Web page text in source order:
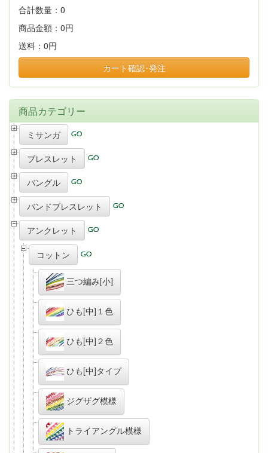
合計数量： 0
商品金額： 0円
送料： 0円
カート確認･発注
商品カテゴリー
ミサンガ
ブレスレット
バングル
バンドブレスレット
アンクレット
コットン
三つ編み[小]
ひも[中]１色
ひも[中]２色
ひも[中]タイプ
ジグザグ模様
トライアングル模様